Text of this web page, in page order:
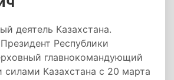
деятель Казахстана.
Республики
главнокомандующий
Казахстана с 20 марта